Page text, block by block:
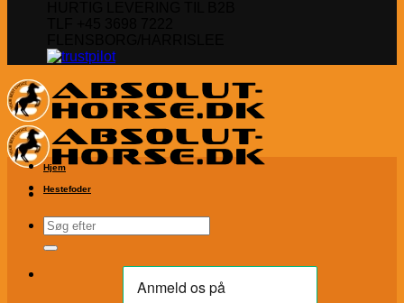
Søg
efter:
Hjem
Hestefoder